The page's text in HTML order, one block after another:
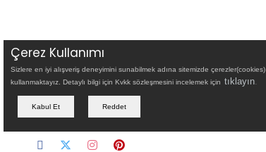
Çerez Kullanımı
Sizlere en iyi alışveriş deneyimini sunabilmek adına sitemizde çerezler(cookies)
kullanmaktayız. Detaylı bilgi için Kvkk sözleşmesini incelemek için tıklayın.
Kabul Et Reddet